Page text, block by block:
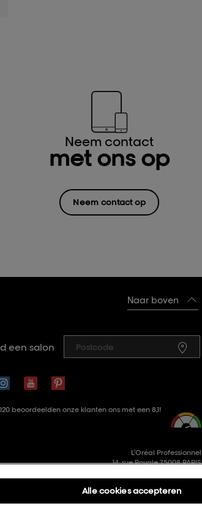
Neem contact
met ons op
Neem contact op
een salon
beoordeelden onze klanten ons met een 8,1!
L’Oréal Professionnel
14, rue Royale 75008 PARIS
Naar boven
Alle cookies accepteren